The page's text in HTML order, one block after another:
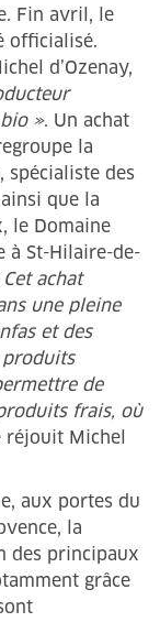
Fin avril, le
officialisé.
d’Ozenay,
». Un achat
la
spécialiste des
que la
le Domaine
à St-Hilaire-de-
Cet achat
une pleine
et des
produits
de
frais, où
réjouit Michel
aux portes du
la
des principaux
grâce